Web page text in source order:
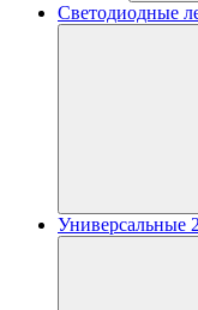
Светодиодные
Универсальные